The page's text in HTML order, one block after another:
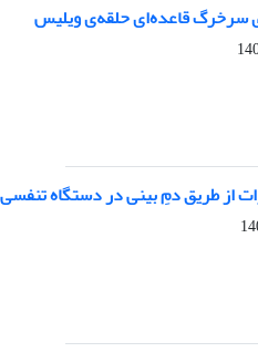
سرخرگ قاعده‌ای حلقه‌ی ویلیس
طریق دمِ بینی در دستگاه